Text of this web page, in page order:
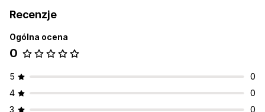
Recenzje
Ogólna ocena
0
5
0
4
0
3
0